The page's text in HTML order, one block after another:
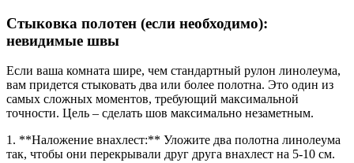
Стыковка полотен (если необходимо):
невидимые швы
Если ваша комната шире, чем стандартный рулон линолеума,
вам придется стыковать два или более полотна. Это один из
самых сложных моментов, требующий максимальной
точности. Цель – сделать шов максимально незаметным.
1. **Наложение внахлест:** Уложите два полотна линолеума
так, чтобы они перекрывали друг друга внахлест на 5-10 см.